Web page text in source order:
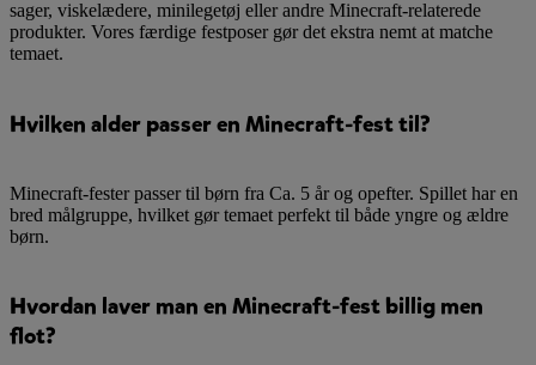
sager, viskelædere, minilegetøj eller andre Minecraft-relaterede
produkter. Vores færdige festposer gør det ekstra nemt at matche
temaet.
Hvilken alder passer en Minecraft-fest til?
Minecraft-fester passer til børn fra Ca. 5 år og opefter. Spillet har en
bred målgruppe, hvilket gør temaet perfekt til både yngre og ældre
børn.
Hvordan laver man en Minecraft-fest billig men
flot?